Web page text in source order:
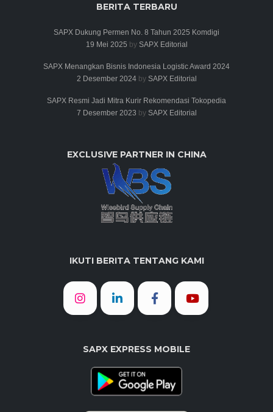
BERITA TERBARU
SAPX Dukung Permen No. 8 Tahun 2025 Komdigi
19 Mei 2025 by SAPX Editorial
SAPX Menangkan Bisnis Indonesia Logistic Award 2024
2 Desember 2024by SAPX Editorial
SAPX Resmi Jadi Mitra Kurir Rekomendasi Tokopedia
7 Desember 2023 by SAPX Editorial
EXCLUSIVE PARTNER IN CHINA
IKUTI BERITA TENTANG KAMI
SAPX EXPRESS MOBILE